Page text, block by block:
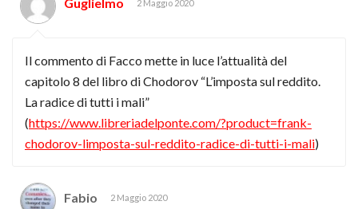
2 Maggio 2020
Il commento di Facco mette in luce l’attualità del
capitolo 8 del libro di Chodorov “L’imposta sul reddito.
La radice di tutti i mali”
(https://www.libreriadelponte.com/?product=frank-
chodorov-limposta-sul-reddito-radice-di-tutti-i-mali)
Fabio 2 Maggio 2020